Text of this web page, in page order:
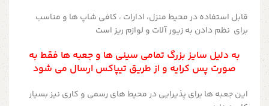
قابل استفاده در محیط منزل، ادارات ، کافی شاپ ها و مناسب
برای نظم دادن به زیور آلات و لوازم ریز است
به دلیل سایز بزرگ تمامی سینی ها و جعبه ها فقط به
صورت پس کرایه و از طریق تیپاکس ارسال می شود
این جعبه ها برای پذیرایی در محیط های رسمی و کاری نیز بسیار